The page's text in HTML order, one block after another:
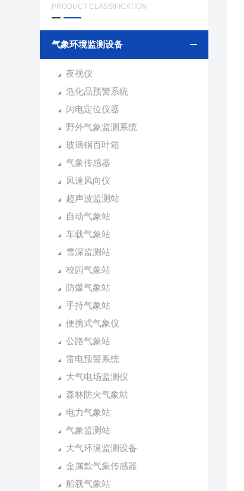
PRODUCT CLASSIFICATION
气象环境监测设备
夜视仪
危化品预警系统
闪电定位仪器
野外气象监测系统
玻璃钢百叶箱
气象传感器
风速风向仪
超声波监测站
自动气象站
车载气象站
雪深监测站
校园气象站
防爆气象站
手持气象站
便携式气象仪
公路气象站
雷电预警系统
大气电场监测仪
森林防火气象站
电力气象站
气象监测站
大气环境监测设备
金属款气象传感器
船载气象站